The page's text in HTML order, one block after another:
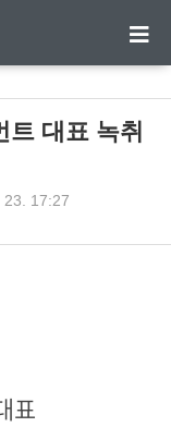
대표 녹취
23. 17:27
표